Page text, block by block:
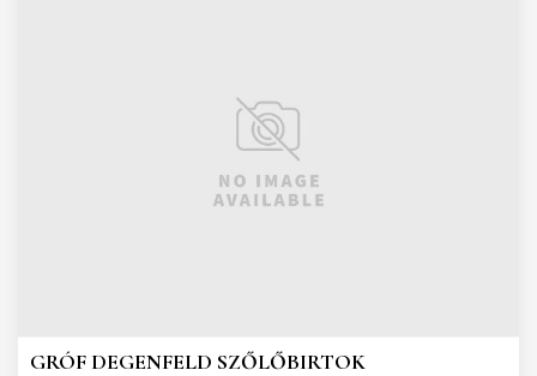
GRÓF DEGENFELD SZŐLŐBIRTOK